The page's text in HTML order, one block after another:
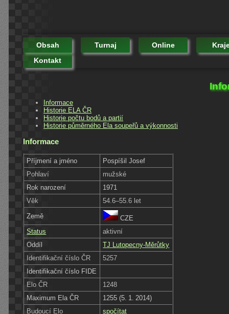
Obsah Turnaj Online
Kontakt
Informace
Historie ELA ČR
Historie počtu bodů a partií
Historie půměrného Ela soupeřů a výkonnosti
Informace
Příjmení a jméno
Pospíšil Josef
Pohlaví
mužské
Rok narození
1971
Věk
54.6–55.6 let
Země
CZE
Status
aktivní
Oddíl
TJ Lutopecny-Měrůtky
Identifikační číslo ČR
5257
Identifikační číslo FIDE
Elo ČR
1248
Maximum Ela ČR
1255 (5. 1. 2014)
Budoucí Elo
spočítat